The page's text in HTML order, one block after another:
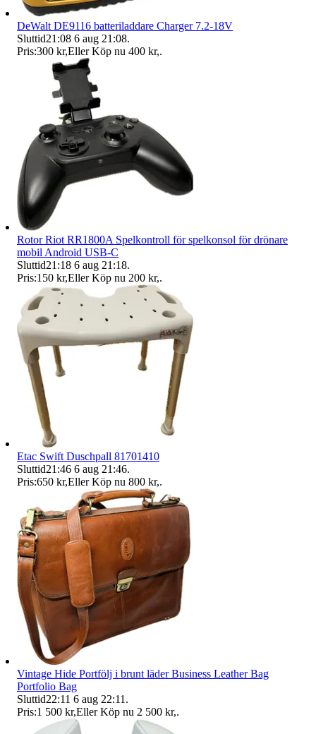
DeWalt DE9116 batteriladdare Charger 7.2-18V
Sluttid21:08 6 aug 21:08.
Pris:300 kr,Eller Köp nu 400 kr,.
Rotor Riot RR1800A Spelkontroll för spelkonsol för drönare
mobil Android USB-C
Sluttid21:18 6 aug 21:18.
Pris:150 kr,Eller Köp nu 200 kr,.
Etac Swift Duschpall 81701410
Sluttid21:46 6 aug 21:46.
Pris:650 kr,Eller Köp nu 800 kr,.
Vintage Hide Portfölj i brunt läder Business Leather Bag
Portfolio Bag
Sluttid22:11 6 aug 22:11 .
Pris:1 500 kr,Eller Köp nu 2 500 kr,.